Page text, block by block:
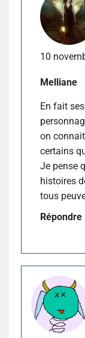
10
Melliane
En fait
on
certains
Je pense
histoires
tous
Répondre